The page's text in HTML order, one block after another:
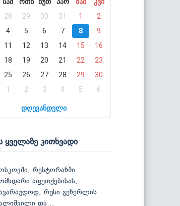
28 29 30 31 1
2
4 5 6 7 8
9
11 12 13 14 15
16
18 19 20 21 22
23
25 26 27 28 29
30
1 2 3 4 5 6
დღევანდელი
ყველაზე კითხვადი
რესტორანში
აფეთქებისას,
რუსი გენერლის
და...